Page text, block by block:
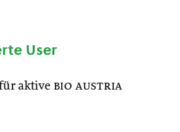
User
aktive bio austria